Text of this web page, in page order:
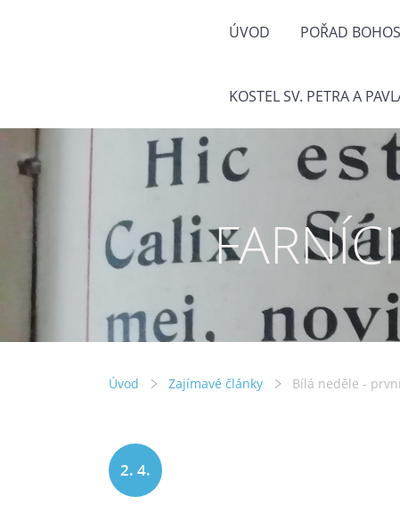
ÚVOD POŘAD
KOSTEL SV. PETRA A
Úvod Zajímavé články Bílá neděle -
2. 4.